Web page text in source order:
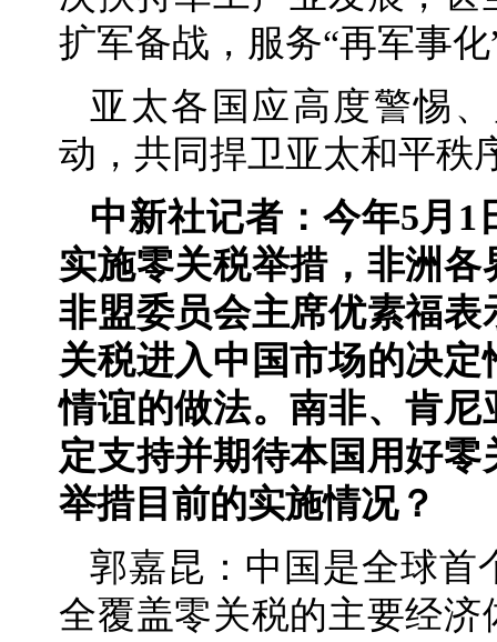
扩军备战，服务“再军事
亚太各国应高度警惕
动，共同捍卫亚太和平秩
中新社记者：今年5月1
实施零关税举措，非洲
非盟委员会主席优素福
关税进入中国市场的决
情谊的做法。南非、肯
定支持并期待本国用好
举措目前的实施情况？
郭嘉昆：中国是全球首
全覆盖零关税的主要经